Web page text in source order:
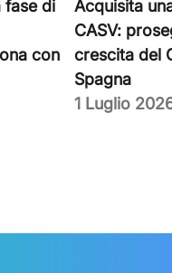
fase di
con
Acquisita
CASV:
crescita del
Spagna
1 Luglio